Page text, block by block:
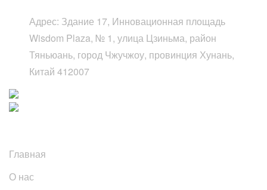
Адрес: Здание 17, Инновационная площадь
Wisdom Plaza, № 1, улица Цзиньма, район
Тяньюань, город Чжучжоу, провинция Хунань,
Китай 412007
Главная
О нас